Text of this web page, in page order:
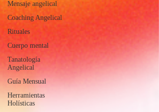
Mensaje angelical
Coaching Angelical
Rituales
Cuerpo mental
Tanatología
Angelical
Guía Mensual
Herramientas
Holísticas